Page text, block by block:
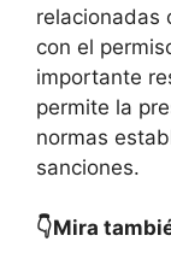
relacionadas
con el
importante
permite la
normas
sanciones.
👇Mira